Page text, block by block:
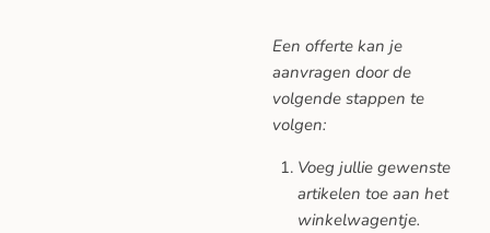
Een offerte kan je
aanvragen door de
volgende stappen te
volgen:
Voeg jullie gewenste
artikelen toe aan het
winkelwagentje.